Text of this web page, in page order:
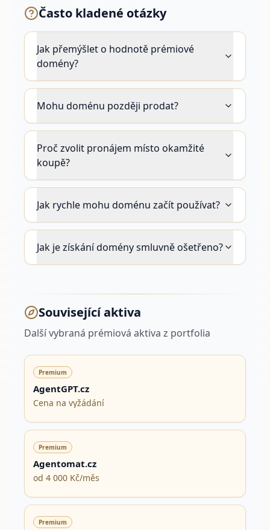
Často kladené otázky
Jak přemýšlet o hodnotě prémiové
domény?
Mohu doménu později prodat?
Proč zvolit pronájem místo okamžité
koupě?
Jak rychle mohu doménu začít používat?
Jak je získání domény smluvně ošetřeno?
Související aktiva
Další vybraná prémiová aktiva z portfolia
Premium
AgentGPT.cz
Cena na vyžádání
Premium
Agentomat.cz
od 4 000 Kč/měs
Premium